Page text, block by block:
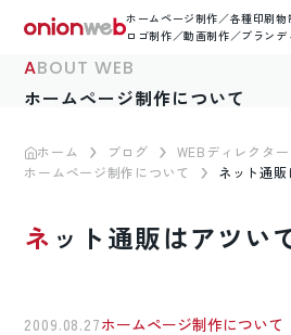
ホームページ制作／各種印刷物
ロゴ制作／動画制作／ブランデ
ホームページ制作
コーポレートサイト
ABOUT WEB
ホームページ制作について
ホーム ブログ
WEBディレクタ
ホームページ制作について
ネット通販
ネット通販はアツい
2009.08.27 ホームページ制作について